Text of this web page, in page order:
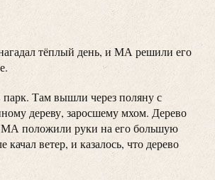
тёплый день, и МА решили его
парк. Там вышли через поляну с
дереву, заросшему мхом. Дерево
МА положили руки на его большую
качал ветер, и казалось, что дерево